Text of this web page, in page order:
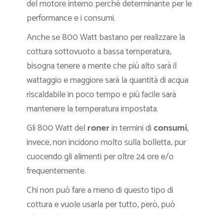
del motore interno perché determinante per le
performance e i consumi.
Anche se 800 Watt bastano per realizzare la
cottura sottovuoto a bassa temperatura,
bisogna tenere a mente che più alto sarà il
wattaggio e maggiore sarà la quantità di acqua
riscaldabile in poco tempo e più facile sarà
mantenere la temperatura impostata.
Gli 800 Watt del ronerin termini di consumi,
invece, non incidono molto sulla bolletta, pur
cuocendo gli alimenti per oltre 24 ore e/o
frequentemente.
Chi non può fare a meno di questo tipo di
cottura e vuole usarla per tutto, però, può